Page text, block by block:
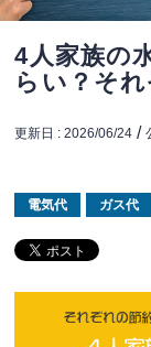
4人家族の
らい？そ
更新日 :2026/06/24 /
電気代 ガス代